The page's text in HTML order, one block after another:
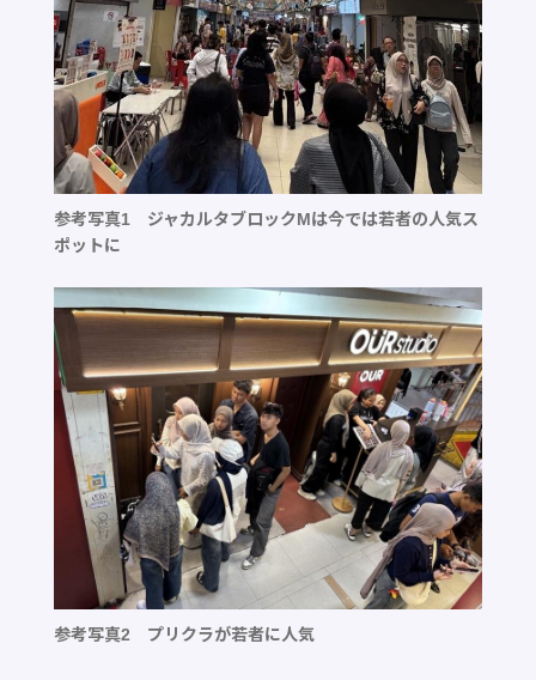
参考写真1 ジャカルタブロックMは今では若者の人気ス
ポットに
参考写真2 プリクラが若者に人気